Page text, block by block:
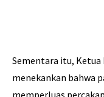
Sementara itu, Ketua
menekankan bahwa